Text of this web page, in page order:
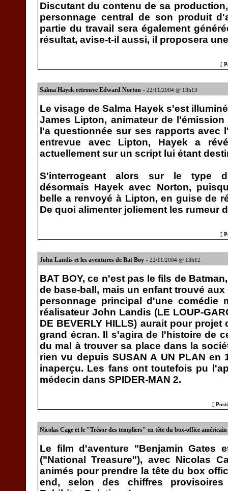
Discutant du contenu de sa
personnage central de son produit
partie du travail sera également
résultat, avise-t-il aussi, il proposera
[
Salma Hayek retrouve Edward Norton - 22/11/2004 @ 13h13
Le visage de Salma Hayek s'est
James Lipton, animateur de
l'a questionnée sur ses rapports avec
entrevue avec Lipton, Hayek a
actuellement sur un script lui étant
S'interrogeant alors sur le type
désormais Hayek avec Norton,
belle a renvoyé à Lipton, en guise de
De quoi alimenter joliement les rumeur
[
John Landis et les aventures de Bat Boy - 22/11/2004 @ 13h12
BAT BOY, ce n'est pas le fils de
de base-ball, mais un enfant trouvé
personnage principal d'une comédie
réalisateur John Landis (LE LOUP-
DE BEVERLY HILLS) aurait pour
grand écran. Il s'agira de l'histoire de
du mal à trouver sa place dans la
rien vu depuis SUSAN A UN PLAN en
inaperçu. Les fans ont toutefois pu
médecin dans SPIDER-MAN 2.
[
Nicolas Cage et le "Trésor des templiers" en tête du box-office américain
Le film d'aventure "Benjamin Gates
("National Treasure"), avec Nicolas
animés pour prendre la tête du box
end, selon des chiffres